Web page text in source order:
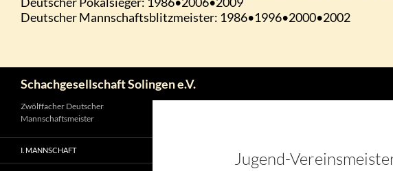
Schachgesellschaft Solingen e.V.
Jugend-
Zwölffacher Deutscher
Mannschaftsmeister
I. MANNSCHAFT